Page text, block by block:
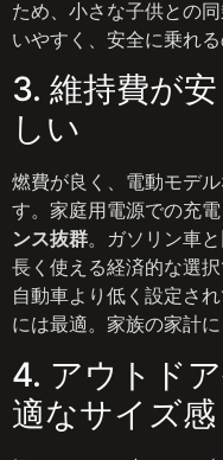
ため、小さな子供との
いやすく、安全に乗れ
3. 維持費が
しい
燃費が良く、電動モデ
す。家庭用電源での充電
ンス抜群。ガソリン車
長く使える経済的な選
自動車より低く設定さ
には最適。家族の家計
4. アウトド
適なサイズ感